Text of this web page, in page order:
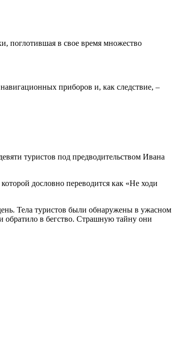
поглотившая в свое время множество
приборов и, как следствие, –
туристов под предводительством Ивана
дословно переводится как «Не ходи
Тела туристов были обнаружены в ужасном
обратило в бегство. Страшную тайну они